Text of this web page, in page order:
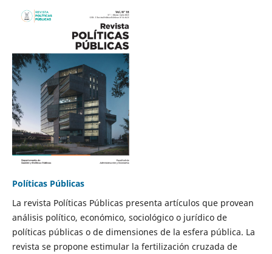
Políticas Públicas
La revista Políticas Públicas presenta artículos que provean
análisis político, económico, sociológico o jurídico de
políticas públicas o de dimensiones de la esfera pública. La
revista se propone estimular la fertilización cruzada de